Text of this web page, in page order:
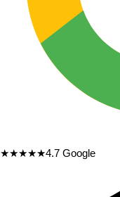
★★★★★4.7 Google